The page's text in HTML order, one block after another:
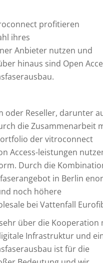
profitieren
ihres
Anbieter nutzen und
hinaus sind Open
Reseller, darunter
die Zusammenarbeit
der vitroconnect
Access-leistungen
Durch die
in Berlin
noch höhere
bei Vattenfall
über die Kooperation
Infrastruktur und
ist für die